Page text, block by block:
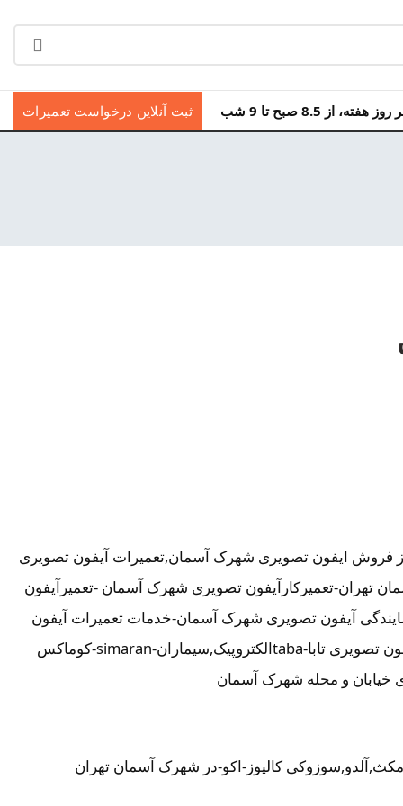
از 8.5 صبح تا 9 شب ثبت آنلاین درخواست تعمیرات
ایفون تصویری شهرک آسمان,تعمیرات آیفون تصویری
تهران-تعمیرکارآیفون تصویری شهرک آسمان -تعمیرآیفون
آیفون تصویری شهرک آسمان-خدمات تعمیرات آیفون
تصویری شهرک آسمان-تعمیر دربازکن تصویری در شهرک آسمان تهران-تعمیرکار آیفون تصویری در شهرک آسمان-نمایندگی آیفون تصویری تابا-tabaالکتروپیک,سیماران-simaran-کوماکس
کالیوز-اکو-در شهرک آسمان تهران